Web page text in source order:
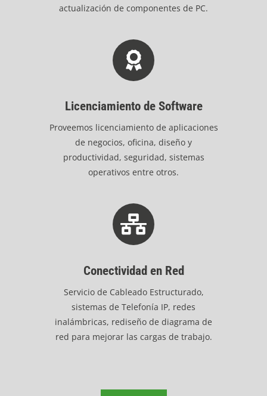
actualización de componentes de PC.
Licenciamiento de Software
Proveemos licenciamiento de aplicaciones
de negocios, oficina, diseño y
productividad, seguridad, sistemas
operativos entre otros.
Conectividad en Red
Servicio de Cableado Estructurado,
sistemas de Telefonía IP, redes
inalámbricas, rediseño de diagrama de
red para mejorar las cargas de trabajo.